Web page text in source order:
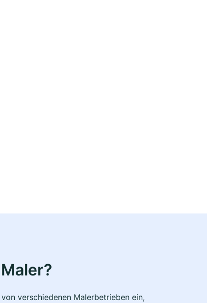
verschiedenen Malerbetrieben ein,